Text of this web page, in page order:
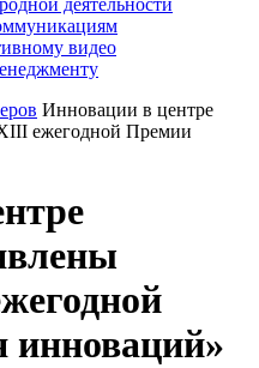
деятельности
видео
Инновации в центре
ежегодной Премии